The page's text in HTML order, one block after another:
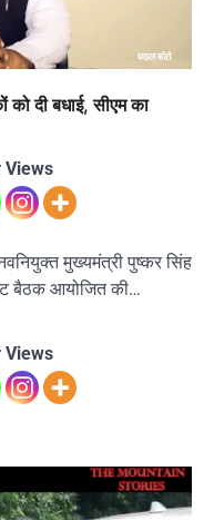
को दी बधाई, सीएम का
Views
मुख्यमंत्री पुष्कर सिंह
बैठक आयोजित की…
Views